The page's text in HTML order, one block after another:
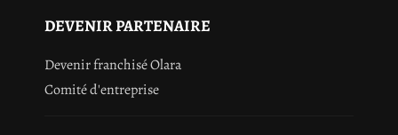
DEVENIR PARTENAIRE
Devenir franchisé Olara
Comité d'entreprise